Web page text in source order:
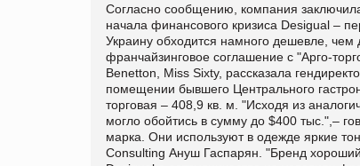
Согласно сообщению, компания
начала финансового кризиса Desigual –
Украину обходится намного дешевле, чем
франчайзинговое соглашение с "Арго-
Benetton, Miss Sixty, рассказала
помещении бывшего Центрального
торговая – 408,9 кв. м. "Исходя из
могло обойтись в сумму до $400 тыс.",–
марка. Они используют в одежде яркие
Consulting Ануш Гаспарян. "Бренд